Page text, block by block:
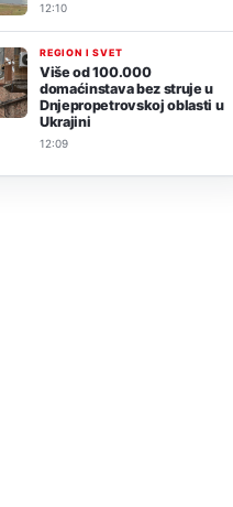
12:10
REGION I SVET
Više od 100.000
domaćinstava bez struje u
Dnjepropetrovskoj oblasti u
Ukrajini
12:09